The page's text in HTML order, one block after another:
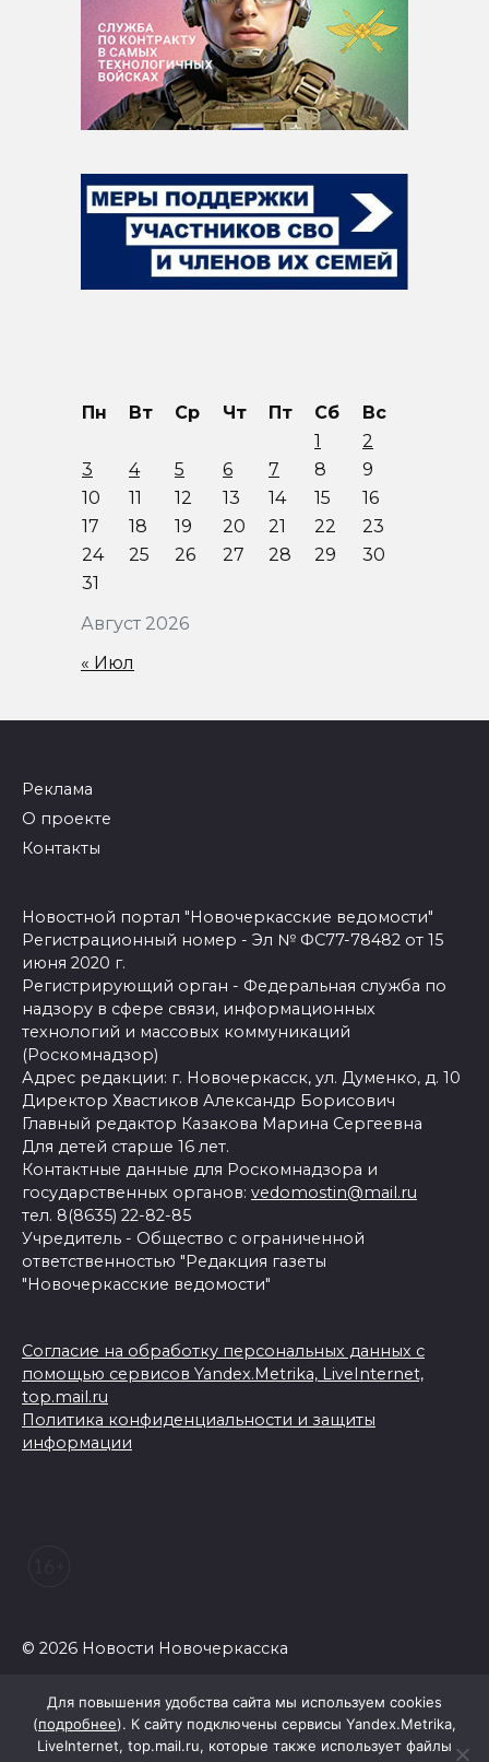
Август 2026
Пн Вт Ср Чт Пт Сб
Вс
1
2
3
4 5 6 7 8
9
10
11 12 13 14 15
16
17
18 19 20 21 22
23
24
25 26 27 28 29
30
31
« Июл
Реклама
О проекте
Контакты
Новостной портал "Новочеркасские ведомости"
Регистрационный номер - Эл № ФС77-78482 от 15
июня 2020 г.
Регистрирующий орган - Федеральная служба по
надзору в сфере связи, информационных
технологий и массовых коммуникаций
(Роскомнадзор)
Адрес редакции: г. Новочеркасск, ул. Думенко, д. 10
Директор Хвастиков Александр Борисович
Главный редактор Казакова Марина Сергеевна
Для детей старше 16 лет.
Контактные данные для Роскомнадзора и
государственных органов: vedomostin@mail.ru
тел. 8(8635) 22-82-85
Учредитель - Общество с ограниченной
ответственностью "Редакция газеты
"Новочеркасские ведомости"
Согласие на обработку персональных данных с
помощью сервисов Yandex.Metrika, LiveInternet,
top.mail.ru
Политика конфиденциальности и защиты
информации
© 2026 Новости Новочеркасска
Для повышения удобства сайта мы используем cookies
(подробнее). К сайту подключены сервисы Yandex.Metrika,
LiveInternet, top.mail.ru, которые также использует файлы